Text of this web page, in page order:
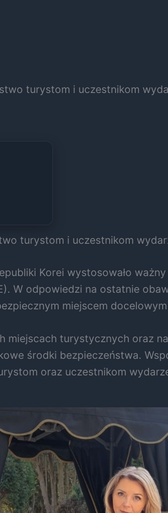
turystom i uczestnikom
turystom i uczestnikom
Korei wystosowało
W odpowiedzi na ostatnie
miejscem
miejscach turystycznych oraz
środki bezpieczeństwa.
oraz uczestnikom